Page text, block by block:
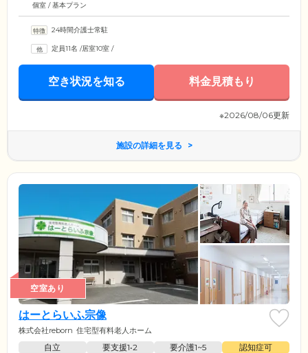
個室 / 基本プラン
24時間介護士常駐
定員11名 /居室10室 /
空き状況を知る 料金見積もり
※2026/08/06更新
施設の詳細を見る
空室あり
はーとらいふ宗像
株式会社reborn 住宅型有料老人ホーム
自立 要支援1•2 要介護1~5
認知症可